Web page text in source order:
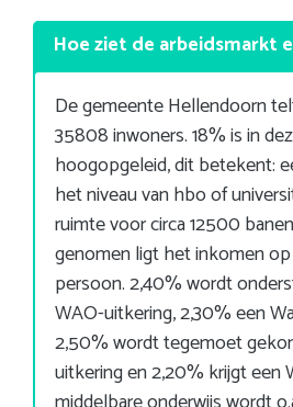
Hoe ziet de arbeidsmarkt
De gemeente Hellendoorn
35808 inwoners. 18% is in
hoogopgeleid, dit betekent:
het niveau van hbo of
ruimte voor circa 12500
genomen ligt het inkomen
persoon. 2,40% wordt
WAO-uitkering, 2,30% een
2,50% wordt tegemoet
uitkering en 2,20% krijgt een